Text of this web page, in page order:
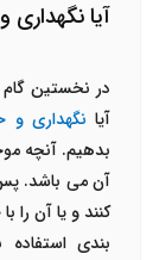
آیا
در نخستین
آیا نگهداری و
بدهیم. آنچه
آن می باشد. پس
کنند و یا آن را
بندی